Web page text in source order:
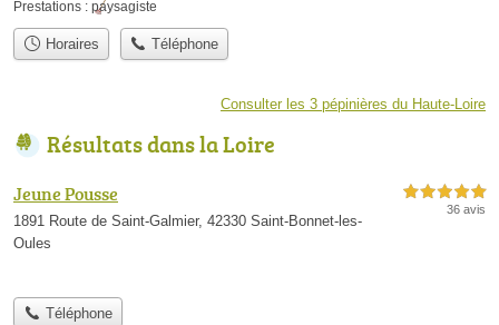
Prestations : paysagiste
Horaires Téléphone
Consulter les 3 pépinières du Haute-Loire
Résultats dans la Loire
Jeune Pousse
1891 Route de Saint-Galmier, 42330 Saint-Bonnet-les-
Oules
5,0 étoiles sur 5
36 avis
Téléphone